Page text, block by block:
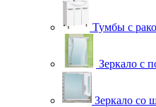
Тумбы с
Зеркало с
Зеркало со